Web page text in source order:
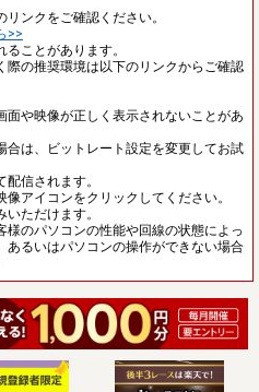
ンクをご確認ください。
>>
ことがあります。
際の推奨環境は以下のリンクからご確認
や映像が正しく表示されないことがあ
合は、ビットレート設定を変更してお試
信されます。
アイコンをクリックしてください。
ただけます。
様のパソコンの性能や回線の状態によっ
あるいはパソコンの操作ができない場合